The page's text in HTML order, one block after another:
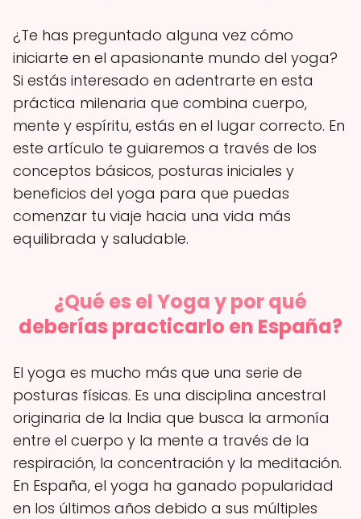
¿Te has preguntado alguna vez cómo
iniciarte en el apasionante mundo del yoga?
Si estás interesado en adentrarte en esta
práctica milenaria que combina cuerpo,
mente y espíritu, estás en el lugar correcto. En
este artículo te guiaremos a través de los
conceptos básicos, posturas iniciales y
beneficios del yoga para que puedas
comenzar tu viaje hacia una vida más
equilibrada y saludable.
¿Qué es el Yoga y por qué
deberías practicarlo en España?
El yoga es mucho más que una serie de
posturas físicas. Es una disciplina ancestral
originaria de la India que busca la armonía
entre el cuerpo y la mente a través de la
respiración, la concentración y la meditación.
En España, el yoga ha ganado popularidad
en los últimos años debido a sus múltiples